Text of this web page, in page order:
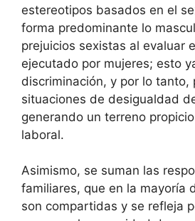
estereotipos basados en el
forma predominante lo
prejuicios sexistas al evaluar
ejecutado por mujeres; esto
discriminación, y por lo tanto,
situaciones de desigualdad
generando un terreno
laboral.
Asimismo, se suman las
familiares, que en la mayoría
son compartidas y se refleja